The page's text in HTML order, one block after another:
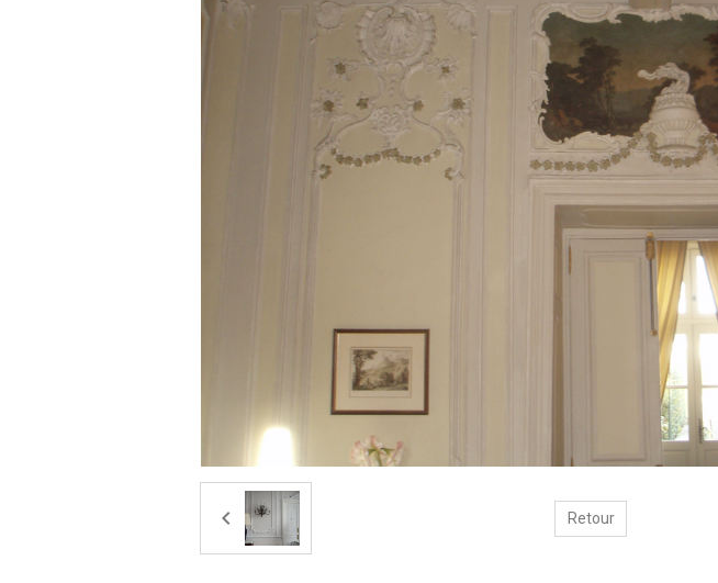
Retour